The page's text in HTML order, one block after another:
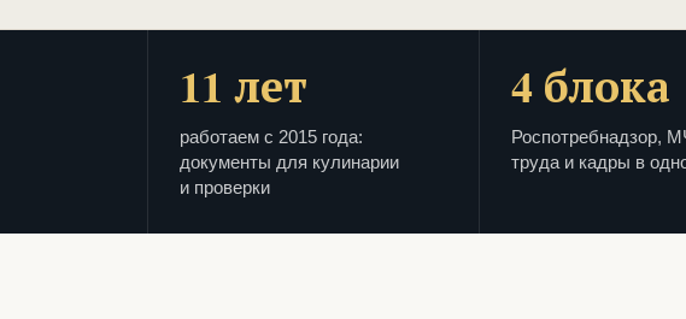
11 лет
работаем с 2015 года:
документы для кулинарии
и проверки
4 блока
Роспотребнадзор,
труда и кадры в